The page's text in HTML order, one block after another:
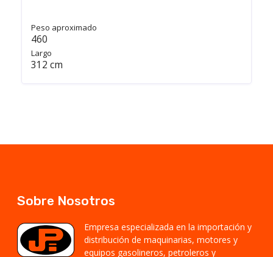
Peso aproximado
460
Largo
312 cm
Sobre Nosotros
Empresa especializada en la importación y
distribución de maquinarias, motores y
equipos gasolineros, petroleros y